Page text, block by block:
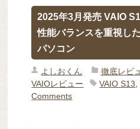
2025年3月発売 VAIO
性能バランスを重視し
パソコン
よしおくん 徹底レビ
VAIOレビュー
VAIO S13
Comments